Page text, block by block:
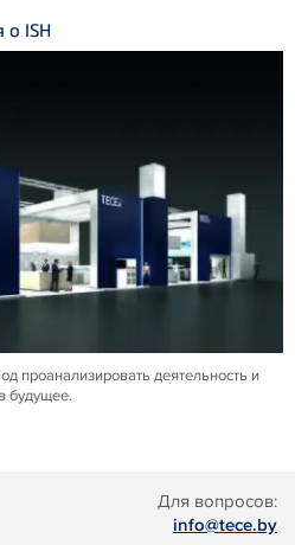
Для вопросов:
info@tece.by
о ISH
проанализировать деятельность и
будущее.